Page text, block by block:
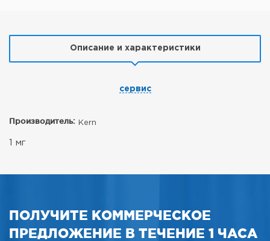
Описание и характеристики
сервис
Производитель: Kern
1 мг
ПОЛУЧИТЕ КОММЕРЧЕСКОЕ
ПРЕДЛОЖЕНИЕ В ТЕЧЕНИЕ 1 ЧАСА